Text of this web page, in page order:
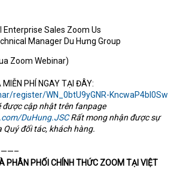
Enterprise Sales Zoom Us
Manager Du Hưng Group
Zoom Webinar)
PHÍ NGAY TẠI ĐÂY:
register/WN_0btU9yGNR-KncwaP4bl0Sw
được cập nhật trên fanpage
DuHung.JSCRất mong nhận được sự
đối tác, khách hàng.
PHÂN PHỐI CHÍNH THỨC ZOOM TẠI VIỆT